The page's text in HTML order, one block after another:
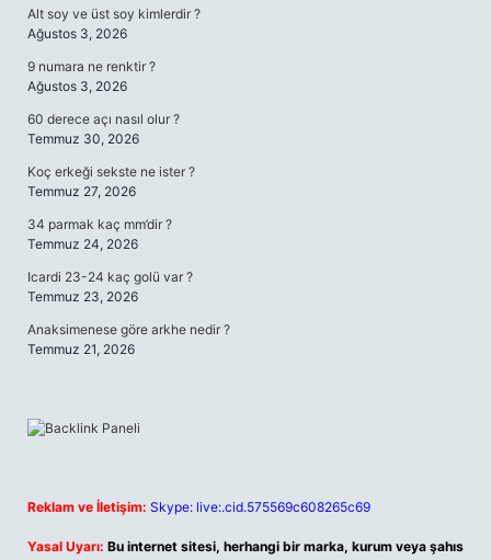
Alt soy ve üst soy kimlerdir ?
Ağustos 3, 2026
9 numara ne renktir ?
Ağustos 3, 2026
60 derece açı nasıl olur ?
Temmuz 30, 2026
Koç erkeği sekste ne ister ?
Temmuz 27, 2026
34 parmak kaç mm’dir ?
Temmuz 24, 2026
Icardi 23-24 kaç golü var ?
Temmuz 23, 2026
Anaksimenese göre arkhe nedir ?
Temmuz 21, 2026
Reklam ve İletişim: Skype: live:.cid.575569c608265c69
Yasal Uyarı: Bu internet sitesi, herhangi bir marka, kurum veya şahıs